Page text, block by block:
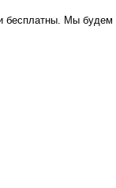
бесплатны. Мы